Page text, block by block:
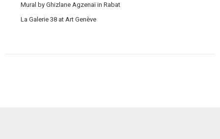
Mural by Ghizlane Agzenaï in Rabat
La Galerie 38 at Art Genève